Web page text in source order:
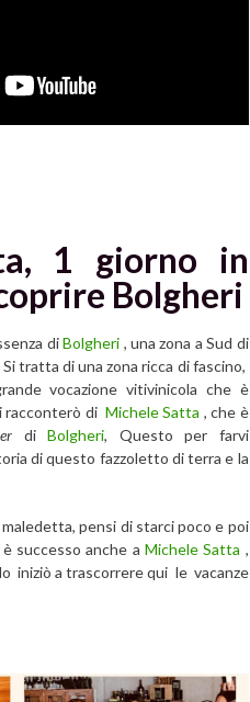
1 giorno in
Bolgheri
diBolgheri , una zona a Sud di
tratta di una zona ricca di fascino,
vocazione vitivinicola che è
racconterò di Michele Satta , che è
diBolgheri, Questo per farvi
di questo fazzoletto di terra e la
maledetta, pensi di starci poco e poi
successo anche a Michele Satta ,
iniziò a trascorrere qui le vacanze